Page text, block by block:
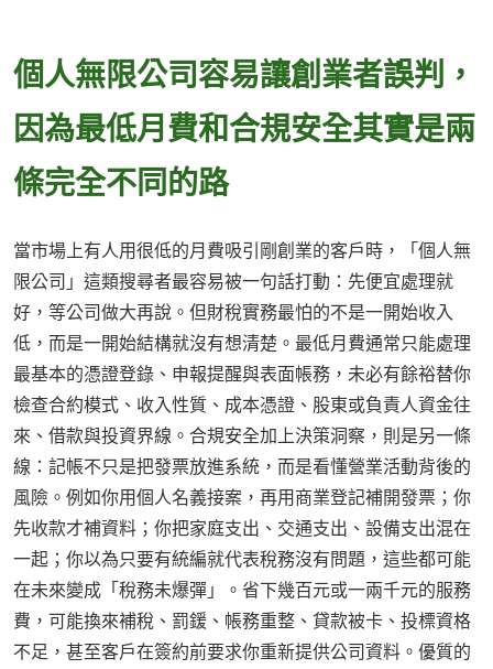
個人無限公司容易讓創業者誤判，
因為最低月費和合規安全其實是兩
條完全不同的路
當市場上有人用很低的月費吸引剛創業的客戶時，「個人無
限公司」這類搜尋者最容易被一句話打動：先便宜處理就
好，等公司做大再說。但財稅實務最怕的不是一開始收入
低，而是一開始結構就沒有想清楚。最低月費通常只能處理
最基本的憑證登錄、申報提醒與表面帳務，未必有餘裕替你
檢查合約模式、收入性質、成本憑證、股東或負責人資金往
來、借款與投資界線。合規安全加上決策洞察，則是另一條
線：記帳不只是把發票放進系統，而是看懂營業活動背後的
風險。例如你用個人名義接案，再用商業登記補開發票；你
先收款才補資料；你把家庭支出、交通支出、設備支出混在
一起；你以為只要有統編就代表稅務沒有問題，這些都可能
在未來變成「稅務未爆彈」。省下幾百元或一兩千元的服務
費，可能換來補稅、罰鍰、帳務重整、貸款被卡、投標資格
不足，甚至客戶在簽約前要求你重新提供公司資料。優質的